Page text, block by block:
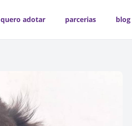
quero adotar parcerias blog